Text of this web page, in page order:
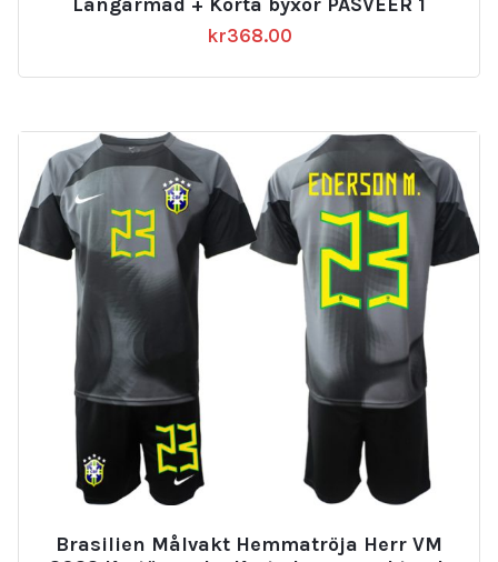
kr368.00
Brasilien Målvakt Hemmatröja Herr VM